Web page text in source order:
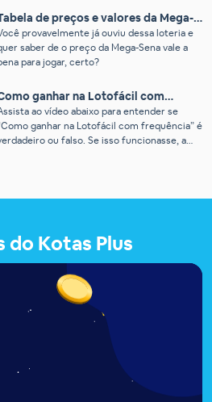
mais populares do país e milhares de
jogam todas as semanas na
esperança de ganhar seu prêmio milionário.
você sabe quais números mais […]
de preços e valores da Mega-
(2026)
provavelmente já ouviu dessa loteria e
saber de o preço da Mega-Sena vale a
para jogar, certo?
ganhar na Lotofácil com
Verdadeiro ou falso?
ao vídeo abaixo para entender se
ganhar na Lotofácil com frequência” é
ou falso. Se isso funcionasse, a
Ele diz que você marca 8 números de 1 a
do Kotas Plus